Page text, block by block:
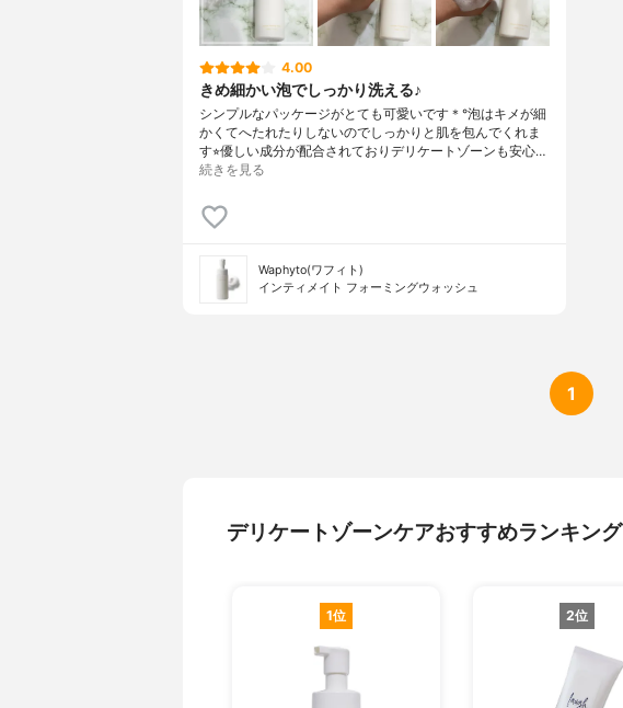
4.00
きめ細かい泡でしっかり洗える♪
シンプルなパッケージがとても可愛いです＊°泡はキメが細
かくてへたれたりしないのでしっかりと肌を包んでくれま
す⭐︎優しい成分が配合されておりデリケートゾーンも安心…
続きを見る
Waphyto(ワフィト)
インティメイト フォーミングウォッシュ
1
デリケートゾーンケアおすすめランキング
1位 2位